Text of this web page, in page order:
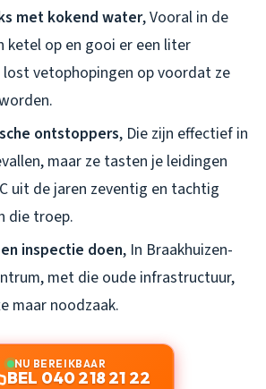
met kokend water, Vooral in de
ketel op en gooi er een liter
vetophopingen op voordat ze
ontstoppers, Die zijn effectief in
maar ze tasten je leidingen
uit de jaren zeventig en tachtig
die troep.
inspectie doen, In Braakhuizen-
met die oude infrastructuur,
maar noodzaak.
NU BEREIKBAAR
BEL 040 218 21 22